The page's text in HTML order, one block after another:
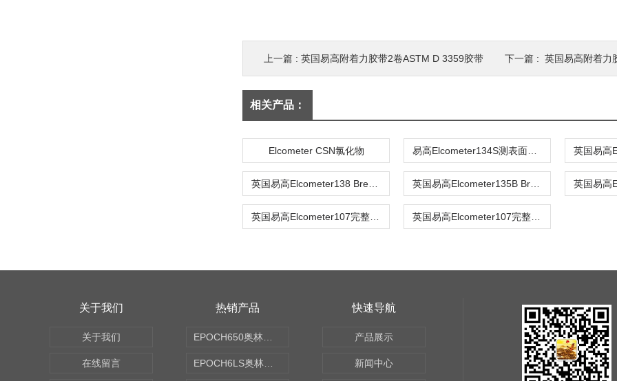
上一篇 : 英国易高附着力胶带2卷ASTM D 3359胶带 下一篇 : 英国易高附着力
相关产品：
Elcometer CSN氯化物
关于我们
关于我们
在线留言
热销产品 快速导航
产品展示
新闻中心